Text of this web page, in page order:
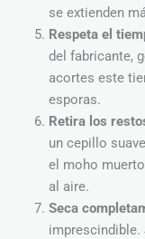
se extienden
Respeta el
del fabricante,
acortes este
esporas.
Retira los
un cepillo
el moho
al aire.
Seca
imprescindible.